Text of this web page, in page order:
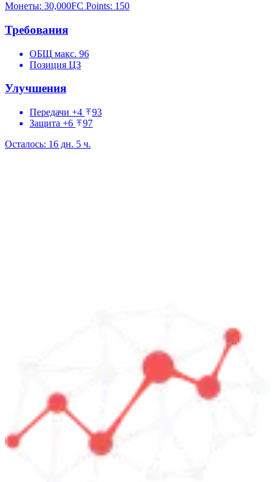
Монеты: 30,000FC Points: 150
Требования
ОБЩ макс. 96
Позиция ЦЗ
Улучшения
Передачи +4
93
Защита +6
97
Осталось: 16 дн. 5 ч.